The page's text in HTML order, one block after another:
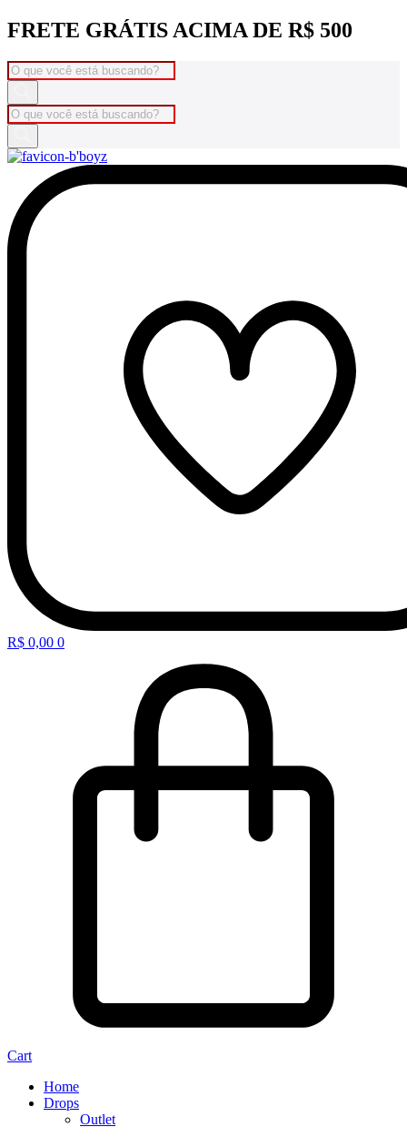
Ir
para
o
conteúdo
FRETE GRÁTIS ACIMA DE R$ 500
Pesquisar
produtos
Pesquisar
produtos
R$ 0,00 0
Cart
Home
Drops
Outlet